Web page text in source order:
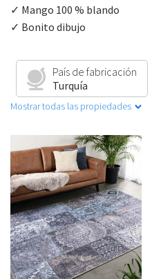
✓ Mango 100 % blando
✓ Bonito dibujo
País de fabricación
Turquía
Mostrar todas las propiedades